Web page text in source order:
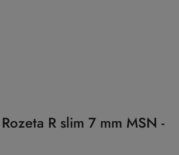
R slim 7 mm MSN -